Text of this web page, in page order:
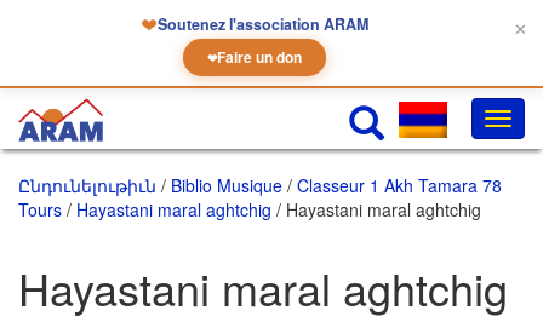
❤Soutenez l'association ARAM
❤Faire un don
✕
Ընդունելութիւն / Biblio Musique / Classeur 1 Akh Tamara 78
Tours / Hayastani maral aghtchig / Hayastani maral aghtchig
Hayastani maral aghtchig